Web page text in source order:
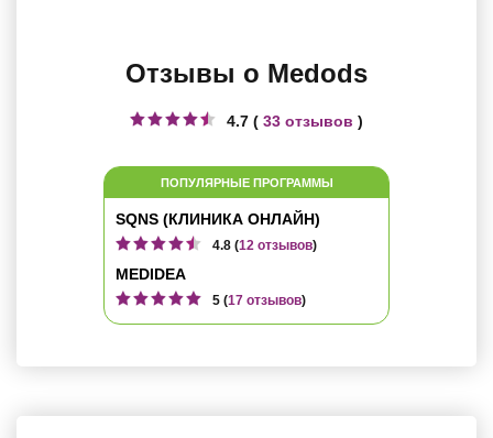
Отзывы о Medods
4.7 ( 33 отзывов )
ПОПУЛЯРНЫЕ ПРОГРАММЫ
SQNS (КЛИНИКА ОНЛАЙН)
4.8 (12 отзывов)
MEDIDEA
5 (17 отзывов)